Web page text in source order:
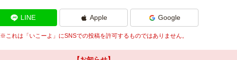
LINE Apple Google
※これは「いこーよ」にSNSでの投稿を許可するものではありません。